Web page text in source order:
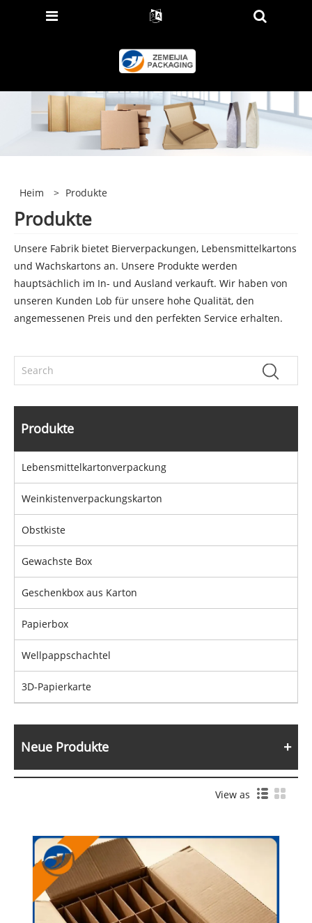
Heim > Produkte
Produkte
Unsere Fabrik bietet Bierverpackungen, Lebensmittelkartons
und Wachskartons an. Unsere Produkte werden
hauptsächlich im In- und Ausland verkauft. Wir haben von
unseren Kunden Lob für unsere hohe Qualität, den
angemessenen Preis und den perfekten Service erhalten.
Produkte
Lebensmittelkartonverpackung
Weinkistenverpackungskarton
Obstkiste
Gewachste Box
Geschenkbox aus Karton
Papierbox
Wellpappschachtel
3D-Papierkarte
Neue Produkte
View as